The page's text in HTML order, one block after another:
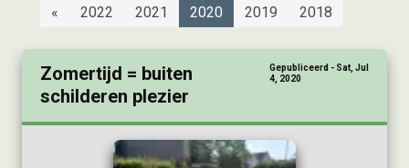
« 2022 2021 2020 2019 2018
Zomertijd = buiten
schilderen plezier
Gepubliceerd - Sat, Jul
4, 2020